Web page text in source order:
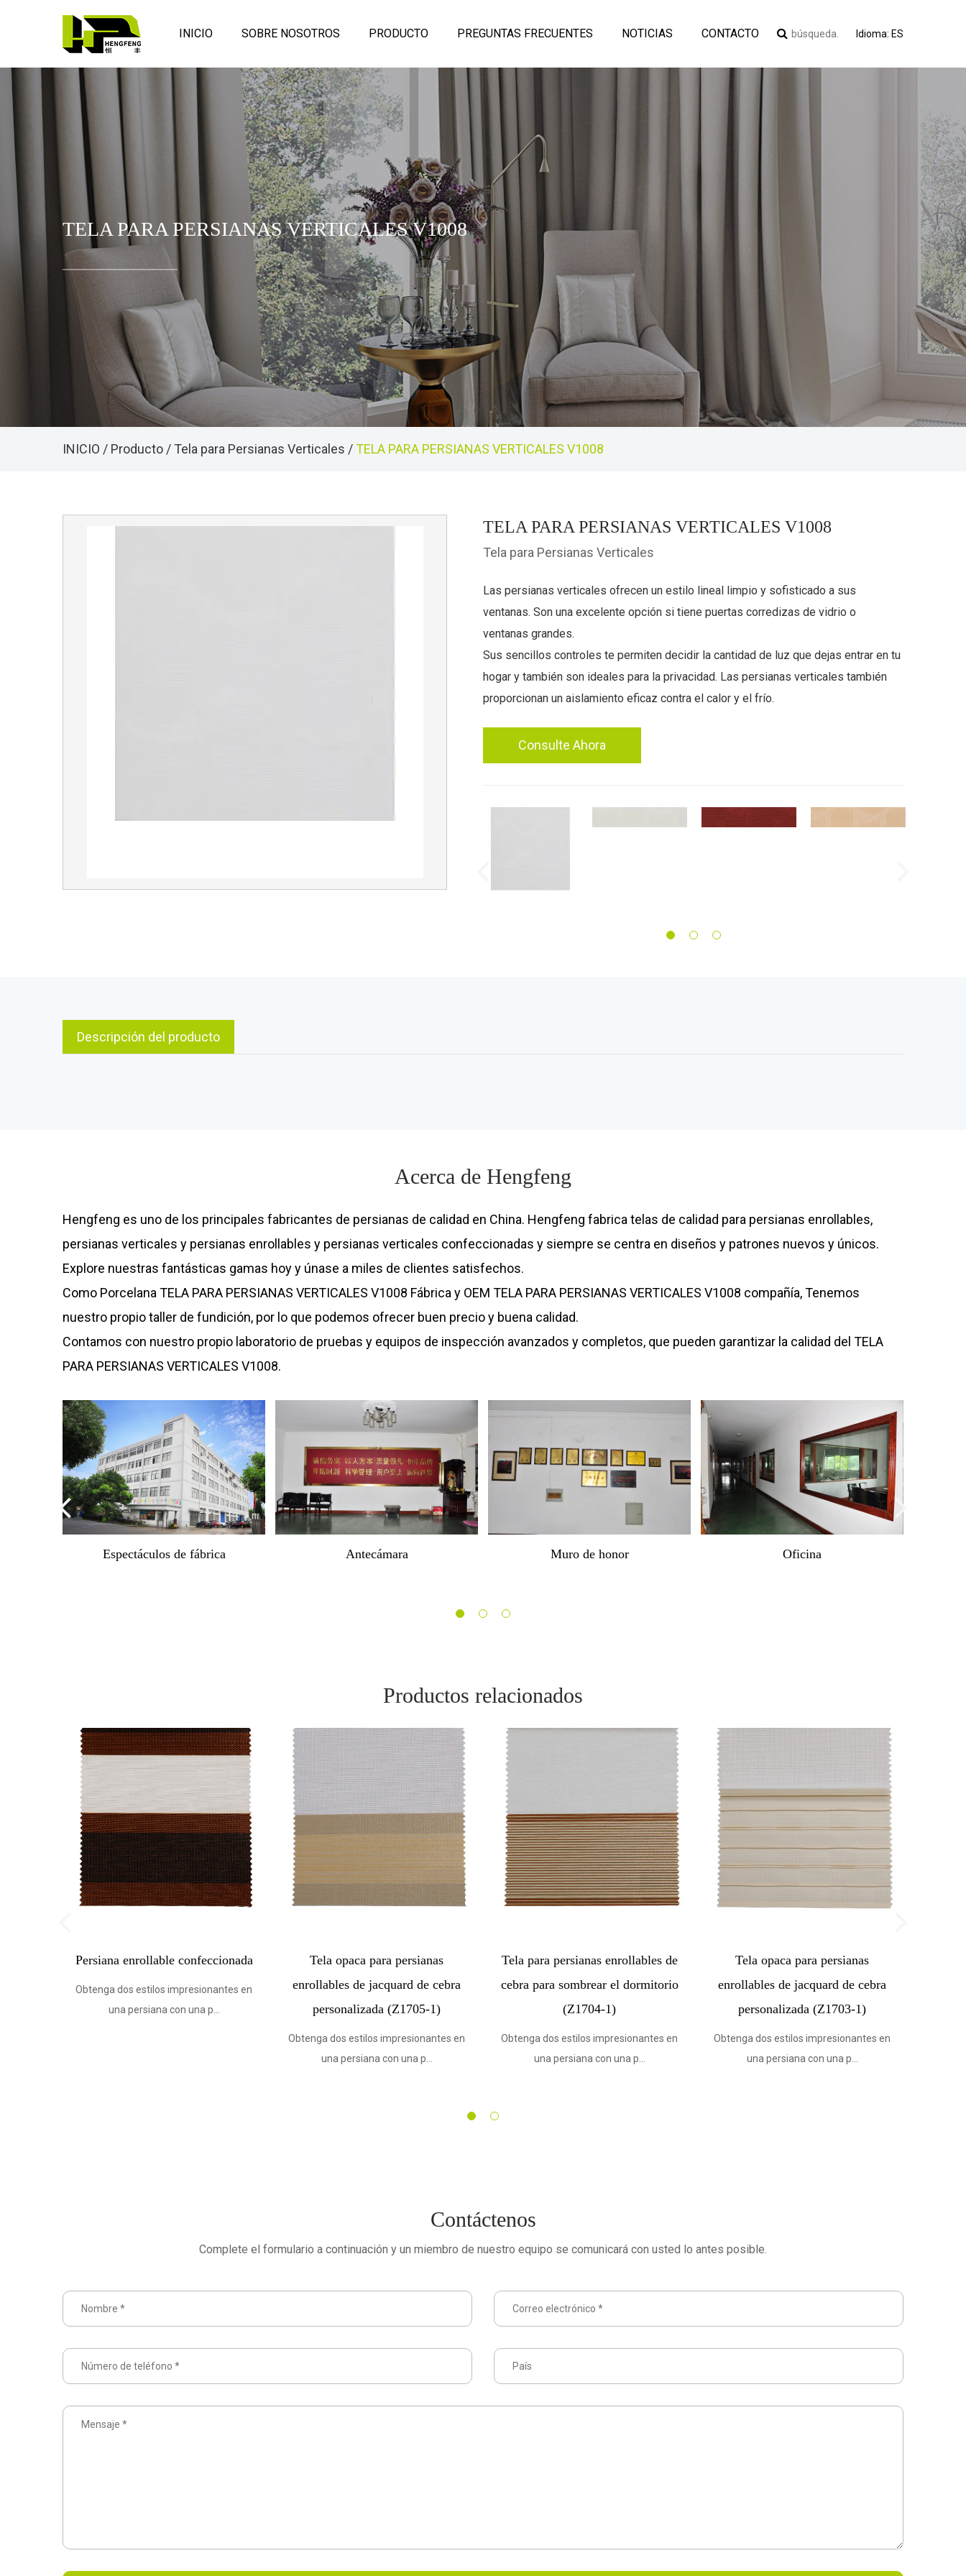
INICIO SOBRE NOSOTROS PRODUCTO PREGUNTAS FRECUENTES NOTICIAS CONTACTO Idioma: ES
TELA PARA PERSIANAS VERTICALES V1008
INICIO / Producto / Tela para Persianas Verticales /TELA PARA PERSIANAS VERTICALES V1008
TELA PARA PERSIANAS VERTICALES V1008
Tela para Persianas Verticales
Las persianas verticales ofrecen un estilo lineal limpio y sofisticado a sus
ventanas. Son una excelente opción si tiene puertas corredizas de vidrio o
ventanas grandes.
Sus sencillos controles te permiten decidir la cantidad de luz que dejas entrar en tu
hogar y también son ideales para la privacidad. Las persianas verticales también
proporcionan un aislamiento eficaz contra el calor y el frío.
Consulte Ahora
Descripción del producto
Acerca de Hengfeng
Hengfeng es uno de los principales fabricantes de persianas de calidad en China. Hengfeng fabrica telas de calidad para persianas enrollables,
persianas verticales y persianas enrollables y persianas verticales confeccionadas y siempre se centra en diseños y patrones nuevos y únicos.
Explore nuestras fantásticas gamas hoy y únase a miles de clientes satisfechos.
Como Porcelana TELA PARA PERSIANAS VERTICALES V1008 Fábricay OEM TELA PARA PERSIANAS VERTICALES V1008 compañía, Tenemos
nuestro propio taller de fundición, por lo que podemos ofrecer buen precio y buena calidad.
Contamos con nuestro propio laboratorio de pruebas y equipos de inspección avanzados y completos, que pueden garantizar la calidad del TELA
PARA PERSIANAS VERTICALES V1008.
Oficina Habitación de Muestra
Productos relacionados
para persianas
de jacquard de cebra
Tela para persianas de cebra con
colores personalizados (Z1606-1)
Obtenga dos estilos impresionantes en
una persiana con una p...
Tela para persianas enrollables de
cebra para sombrear el dormitorio
Obtenga dos estilos impresionantes en
una persiana con una p...
Tela opaca para persianas
enrollables de jacquard de cebra
personalizada (Z1603-1)
Obtenga dos estilos impresionantes en
una persiana con una p...
Tela para persianas Zebra
Obtenga dos estilos
una persiana con una p...
Contáctenos
Complete el formulario a continuación y un miembro de nuestro equipo se comunicará con usted lo antes posible.